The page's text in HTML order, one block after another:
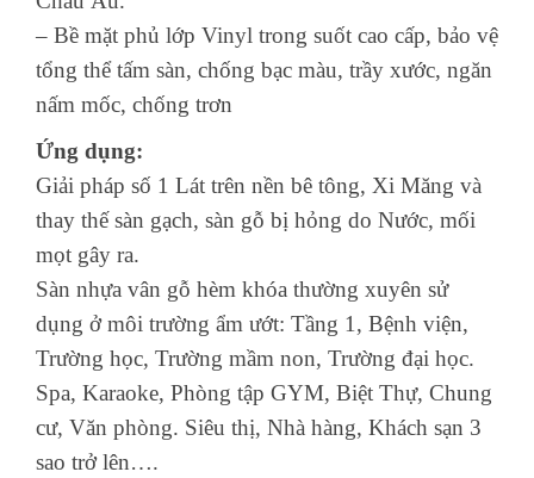
– Bề mặt phủ lớp Vinyl trong suốt cao cấp, bảo vệ
tổng thể tấm sàn, chống bạc màu, trầy xước, ngăn
nấm mốc, chống trơn
Ứng dụng:
Giải pháp số 1 Lát trên nền bê tông, Xi Măng và
thay thế sàn gạch, sàn gỗ bị hỏng do Nước, mối
mọt gây ra.
Sàn nhựa vân gỗ hèm khóa thường xuyên sử
dụng ở môi trường ẩm ướt: Tầng 1, Bệnh viện,
Trường học, Trường mầm non, Trường đại học.
Spa, Karaoke, Phòng tập GYM, Biệt Thự, Chung
cư, Văn phòng. Siêu thị, Nhà hàng, Khách sạn 3
sao trở lên….